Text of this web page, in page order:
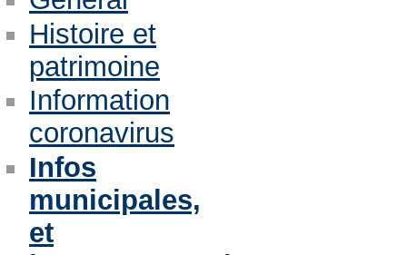
Histoire et
patrimoine
Information
coronavirus
Infos
municipales,
et